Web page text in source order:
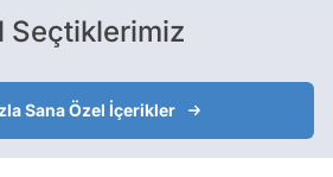
Seçtiklerimiz
Sana Özel İçerikler